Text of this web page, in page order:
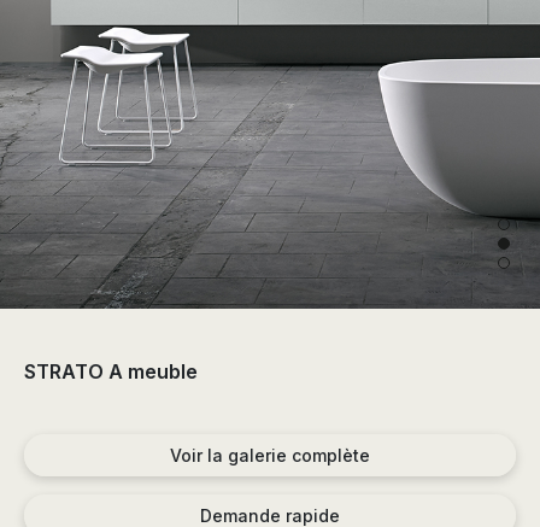
the
of
the
bathroom
and
the
decoration.
STRATO A meuble
Voir la galerie complète
Demande rapide